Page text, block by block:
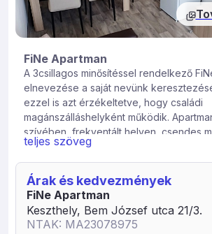
FiNe Apartman
A 3csillagos minősítéssel rendelkező
elnevezése a saját nevünk
ezzel is azt érzékeltetve, hogy családi
magánszálláshelyként működik.
szívében, frekventált helyen, csendes
fekszik. A 2023. decemberére teljes
lakás földszinti, udvarkapcsolatos,
belső terekkel rendelkezik.
Az apartman Keszthely belvárosában, a
sétáló utcától 100 méterre, a híres
500 méterre, a Balaton parttól is
teljes szöveg
Árak és kedvezmények
FiNe Apartman
Keszthely, Bem József utca 21/3.
NTAK: MA23078975